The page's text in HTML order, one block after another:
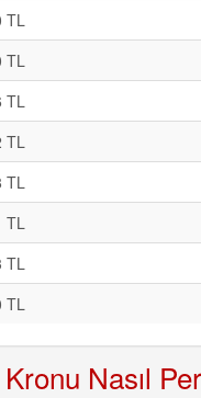
TL
TL
TL
TL
TL
TL
TL
TL
Nasıl